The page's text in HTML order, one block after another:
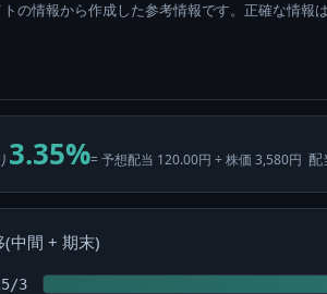
の情報から作成した参考情報です。正確な情報
3.35%= 予想配当 120.00円 ÷ 株価 3,580円 配
(中間 + 期末)
3